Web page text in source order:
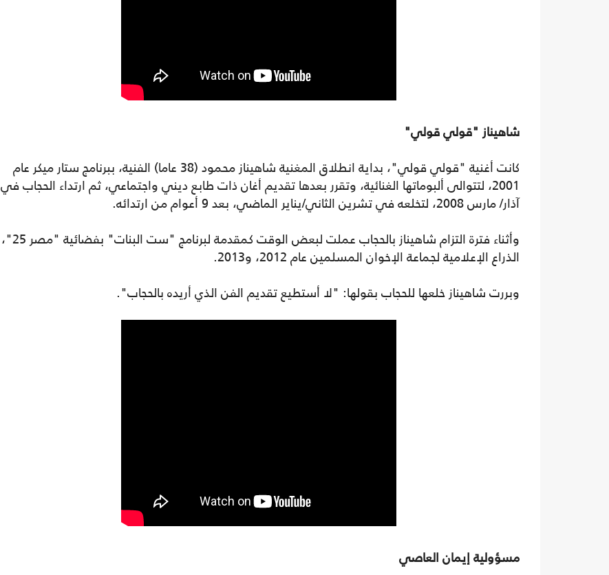
شاهيناز "قولي قولي"
كانت أغنية "قولي قولي"، بداية انطلاق المغنية شاهيناز محمود (38 عاما) الفنية، ببرنامج ستار ميكر عام
2001، لتتوالى ألبوماتها الغنائية، وتقرر بعدها تقديم أغان ذات طابع ديني واجتماعي، ثم ارتداء الحجاب في
آذار/ مارس 2008، لتخلعه في تشرين الثاني/يناير الماضي، بعد 9 أعوام من ارتدائه.
وأثناء فترة التزام شاهيناز بالحجاب عملت لبعض الوقت كمقدمة لبرنامج "ست البنات" بفضائية "مصر 25"،
الذراع الإعلامية لجماعة الإخوان المسلمين عام 2012، و2013.
وبررت شاهيناز خلعها للحجاب بقولها: "لا أستطيع تقديم الفن الذي أريده بالحجاب".
مسؤولية إيمان العاصي